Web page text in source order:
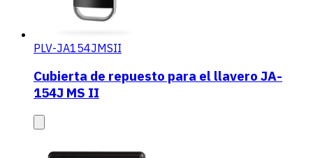
PLV-JA154JMSII
Cubierta de repuesto para el llavero JA-
154J MS II